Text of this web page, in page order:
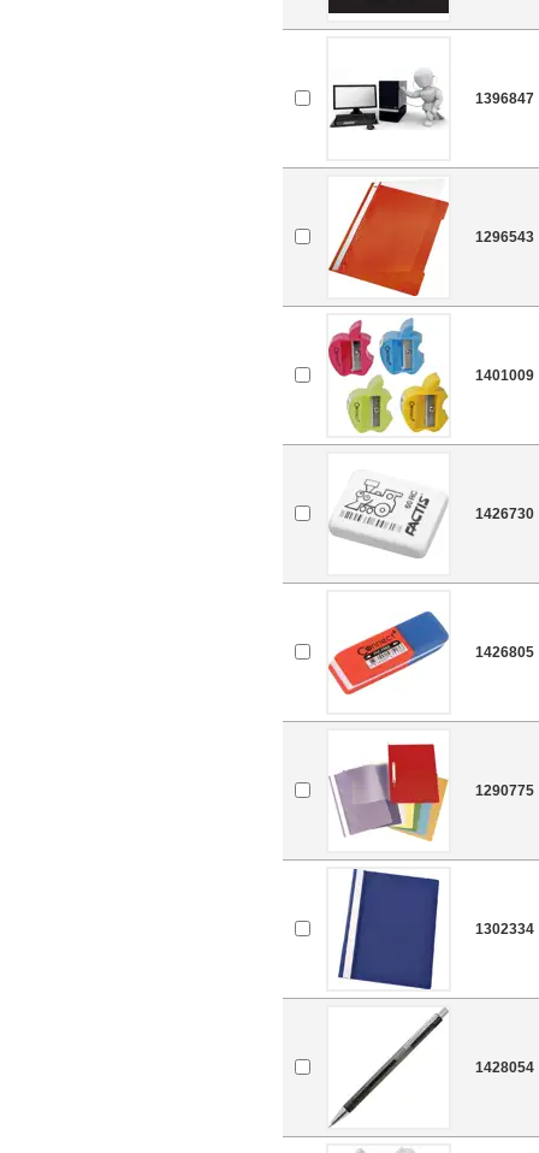
1396847
1296543
1401009
1426730
1426805
1290775
1302334
1428054